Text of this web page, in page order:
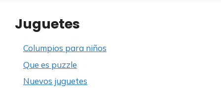
Juguetes
Columpios para niños
Que es puzzle
Nuevos juguetes